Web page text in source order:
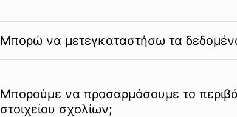
Μπορώ να μετεγκαταστήσω τα
Μπορούμε να προσαρμόσουμε το
στοιχείου σχολίων;